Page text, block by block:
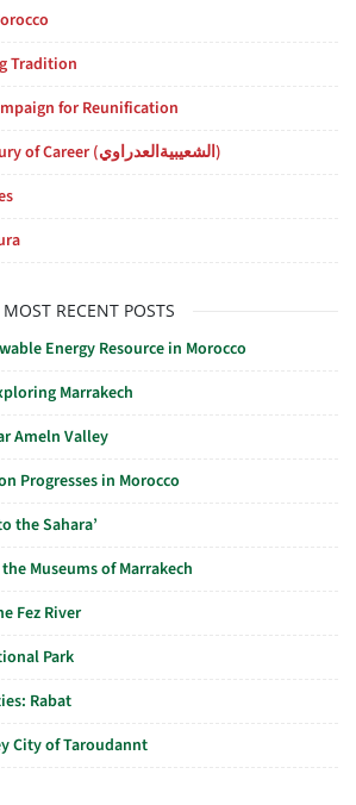
Tradition
for Reunification
Chaibia Past Half Century of Career (الشعيبيةالعدراوي)
MOST RECENT POSTS
Energy Resource in Morocco
Marrakech
Ameln Valley
Progresses in Morocco
the Sahara’
Museums of Marrakech
Fez River
Park
Rabat
City of Taroudannt